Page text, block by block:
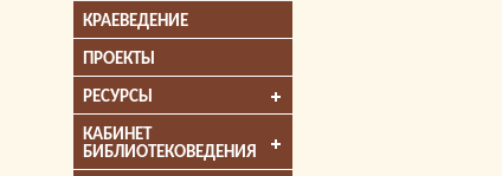
КРАЕВЕДЕНИЕ
ПРОЕКТЫ
РЕСУРСЫ
КАБИНЕТ
БИБЛИОТЕКОВЕДЕНИЯ